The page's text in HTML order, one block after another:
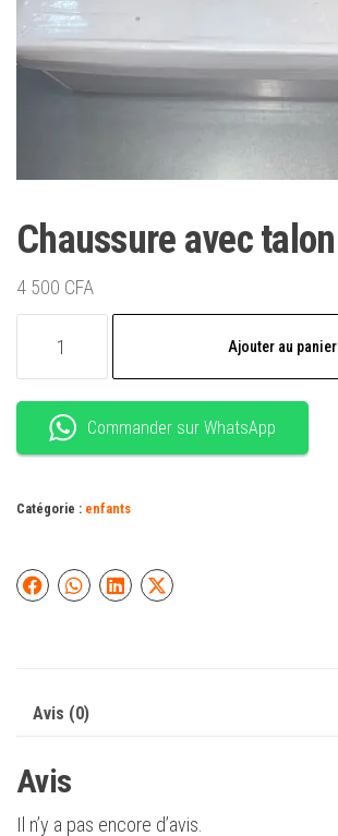
Chaussure avec talon
4 500 CFA
avec
talon
Ajouter au panier
Commander sur WhatsApp
Catégorie : enfants
Avis (0)
Avis
Il n’y a pas encore d’avis.